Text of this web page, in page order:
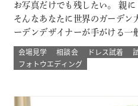
お写真だけでも残したい。 親に
そんなあなたに世界のガーデン
ーデンデザイナーが手がける一
ウェディング。 プロのカメラマ
ない こだわりのプライベート
会場見学 相談会 ドレス試着
フォトウエディング